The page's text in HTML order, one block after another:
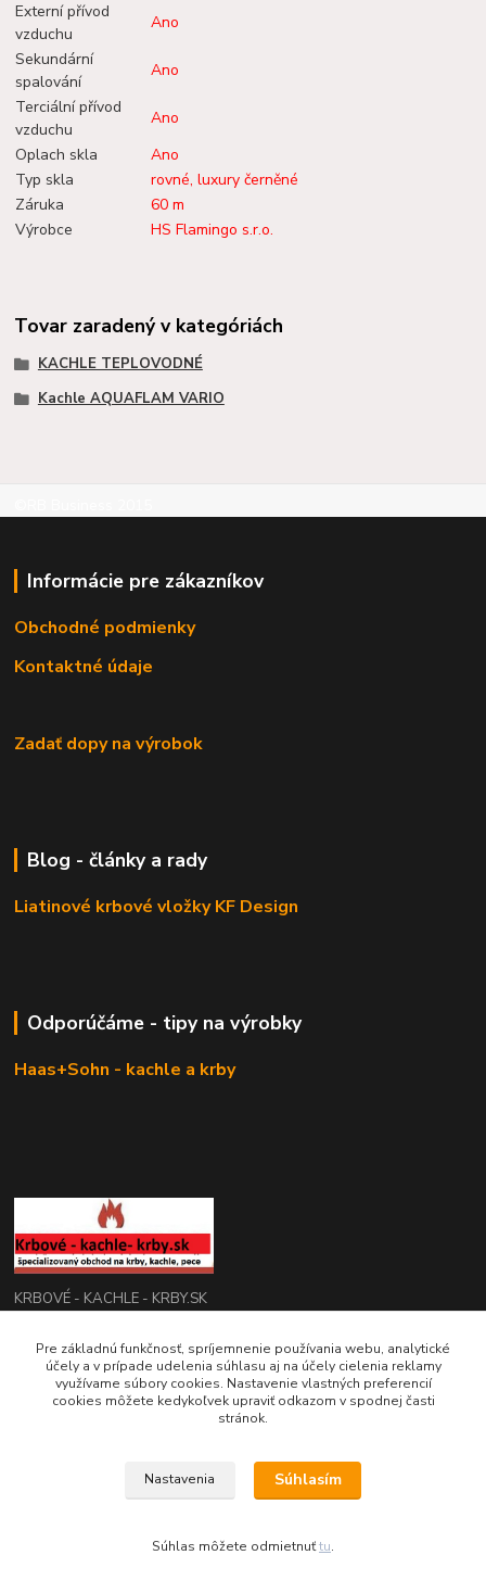
Externí přívod
vzduchu
Ano
Sekundární
spalování
Ano
Terciální přívod
vzduchu
Ano
Oplach skla
Ano
Typ skla
rovné, luxury černěné
Záruka
60 m
Výrobce
HS Flamingo s.r.o.
Tovar zaradený v kategóriách
KACHLE TEPLOVODNÉ
Kachle AQUAFLAM VARIO
Informácie pre zákazníkov
Obchodné podmienky
Kontaktné údaje
Zadať dopy na výrobok
Blog - články a rady
Liatinové krbové vložky KF Design
Odporúčáme - tipy na výrobky
Haas+Sohn - kachle a krby
KRBOVÉ - KACHLE - KRBY.SK
0949 476 255
08:00 - 17.00
2022 RB Business Slovakia, s. r. o.
Pre základnú funkčnosť, spríjemnenie používania webu, analytické
účely a v prípade udelenia súhlasu aj na účely cielenia reklamy
využívame súbory cookies. Nastavenie vlastných preferencií
cookies môžete kedykoľvek upraviť odkazom v spodnej časti
stránok.
Nastavenia Súhlasím
Súhlas môžete odmietnuťtu.